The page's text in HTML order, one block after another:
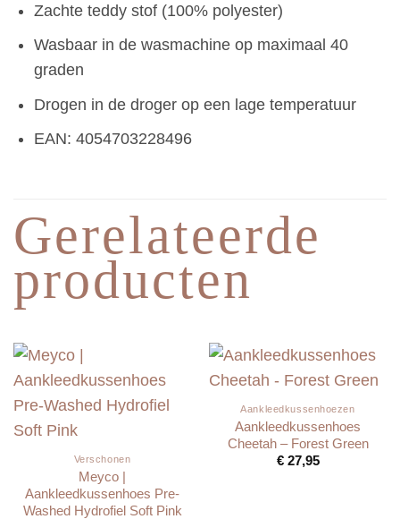
Zachte teddy stof (100% polyester)
Wasbaar in de wasmachine op maximaal 40
graden
Drogen in de droger op een lage temperatuur
EAN: 4054703228496
Gerelateerde
producten
Verschonen
Meyco |
Aankleedkussenhoes Pre-
Washed Hydrofiel Soft Pink
Aankleedkussenhoezen
Aankleedkussenhoes
Cheetah – Forest Green
€27,95